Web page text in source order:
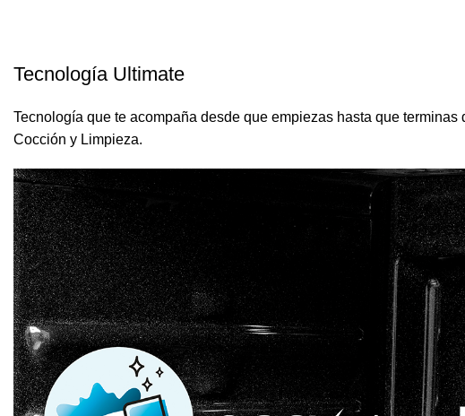
Tecnología Ultimate
Tecnología que te acompaña desde que empiezas hasta que terminas
Cocción y Limpieza.